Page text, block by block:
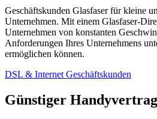
Geschäftskunden Glasfaser für kleine
Unternehmen. Mit einem Glasfaser-
Unternehmen von konstanten
Anforderungen Ihres Unternehmens
ermöglichen können.
DSL & Internet Geschäftskunden
Günstiger